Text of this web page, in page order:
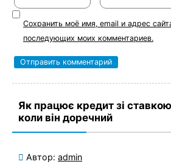
Сохранить моё имя, email и адрес
последующих моих комментариев.
Як працює кредит зі ставкою
коли він доречний
Автор: admin